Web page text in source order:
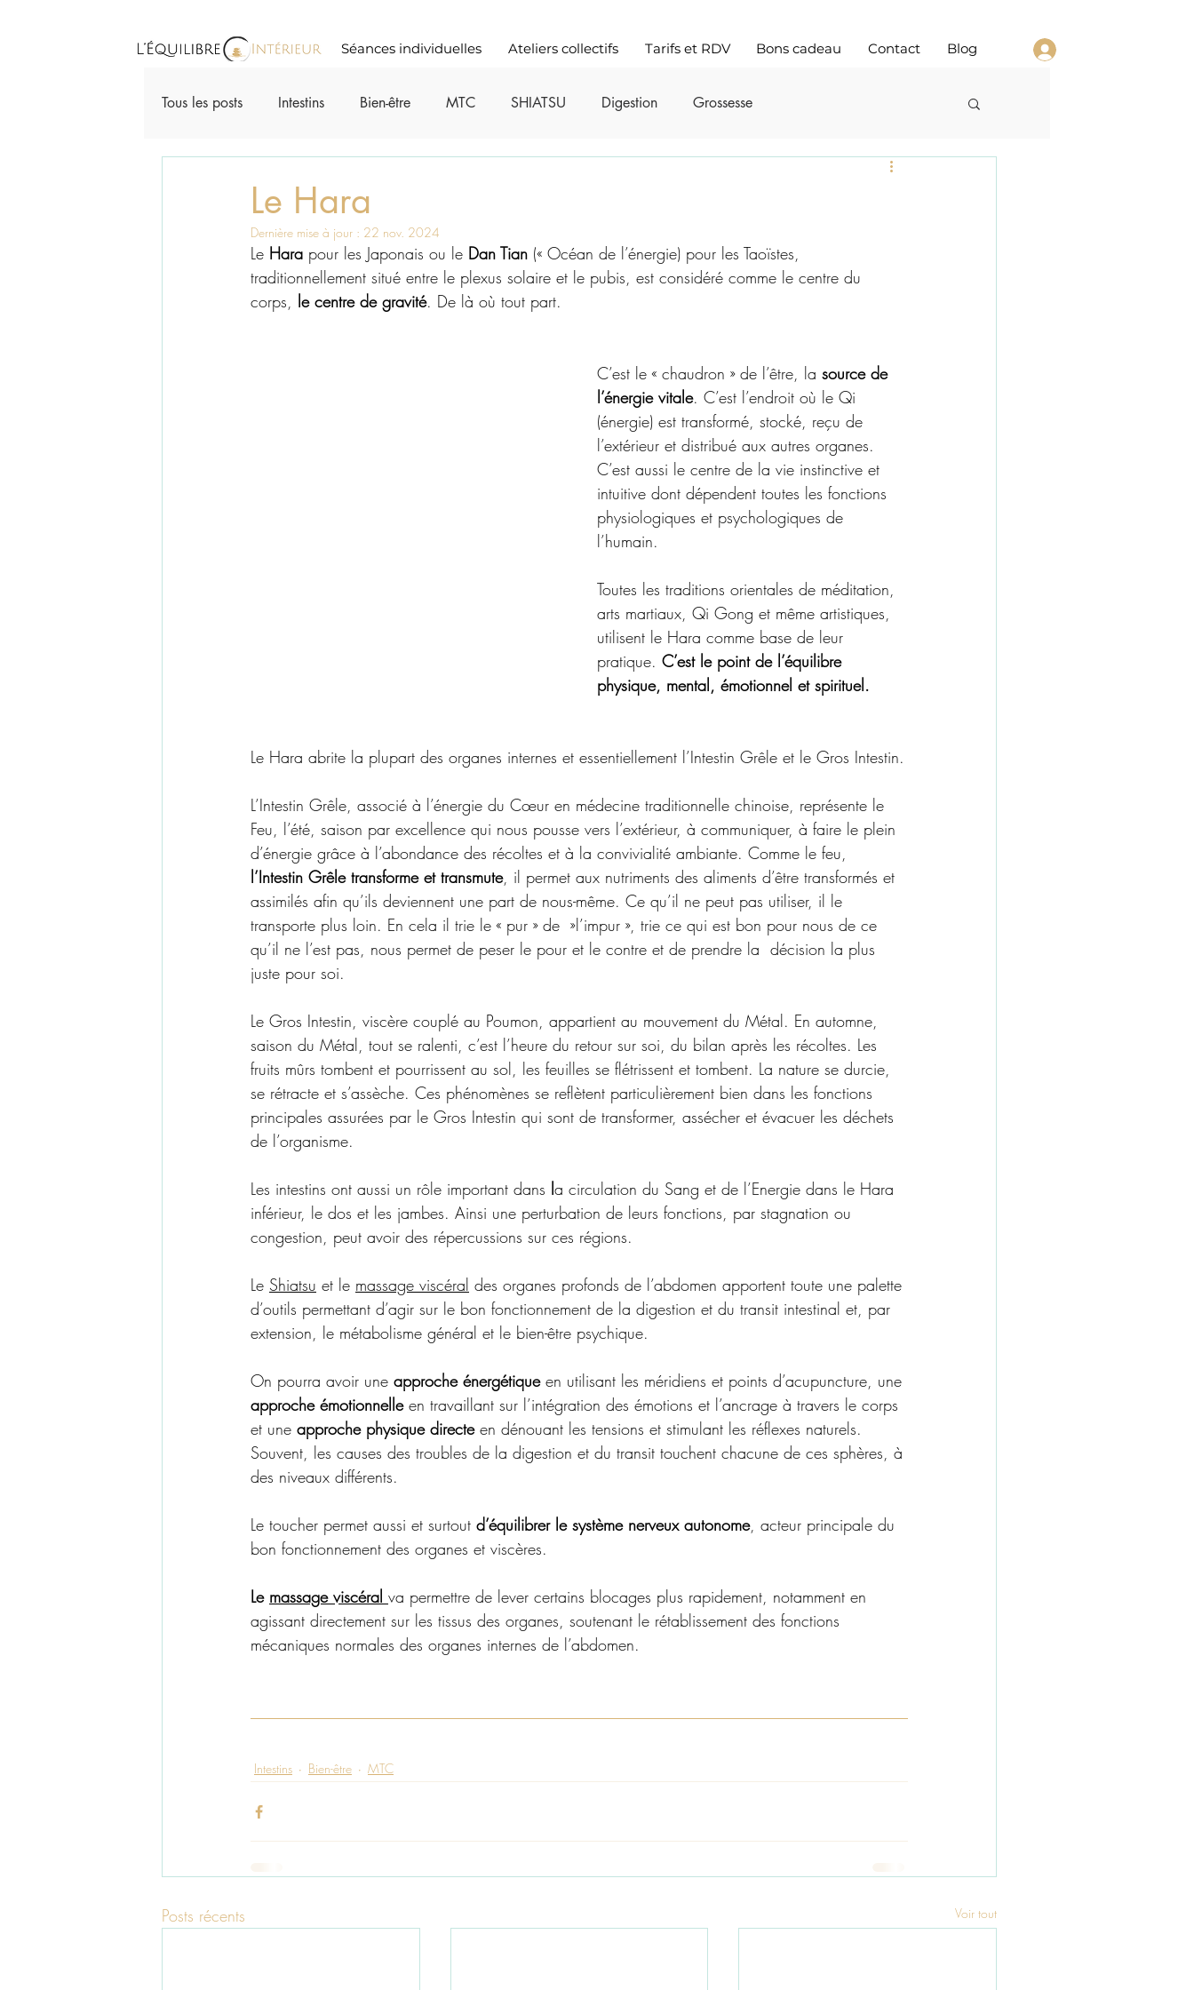
Séances individuelles Ateliers collectifs Tarifs et RDV Bons cadeau Contact Blog
Tous les posts Intestins Bien-être MTC SHIATSU Digestion Grossesse
Le Hara
Dernière mise à jour : 22 nov. 2024
Le Hara pour les Japonais ou le Dan Tian (« Océan de l’énergie) pour les Taoïstes,
traditionnellement situé entre le plexus solaire et le pubis, est considéré comme le centre du
corps, le centre de gravité. De là où tout part.
C’est le « chaudron » de l’être, la source de
l’énergie vitale. C’est l’endroit où le Qi
(énergie) est transformé, stocké, reçu de
l’extérieur et distribué aux autres organes.
C’est aussi le centre de la vie instinctive et
intuitive dont dépendent toutes les fonctions
physiologiques et psychologiques de
l’humain.
Toutes les traditions orientales de méditation,
arts martiaux, Qi Gong et même artistiques,
utilisent le Hara comme base de leur
pratique. C’est le point de l’équilibre
physique, mental, émotionnel et spirituel.
Le Hara abrite la plupart des organes internes et essentiellement l’Intestin Grêle et le Gros Intestin.
L’Intestin Grêle, associé à l’énergie du Cœur en médecine traditionnelle chinoise, représente le
Feu, l’été, saison par excellence qui nous pousse vers l’extérieur, à communiquer, à faire le plein
d’énergie grâce à l’abondance des récoltes et à la convivialité ambiante. Comme le feu,
l’Intestin Grêle transforme et transmute, il permet aux nutriments des aliments d’être transformés et
assimilés afin qu’ils deviennent une part de nous-même. Ce qu’il ne peut pas utiliser, il le
transporte plus loin. En cela il trie le « pur » de  »l’impur », trie ce qui est bon pour nous de ce
qu’il ne l’est pas, nous permet de peser le pour et le contre et de prendre la  décision la plus
juste pour soi.
Le Gros Intestin, viscère couplé au Poumon, appartient au mouvement du Métal. En automne,
saison du Métal, tout se ralenti, c’est l’heure du retour sur soi, du bilan après les récoltes. Les
fruits mûrs tombent et pourrissent au sol, les feuilles se flétrissent et tombent. La nature se durcie,
se rétracte et s’assèche. Ces phénomènes se reflètent particulièrement bien dans les fonctions
principales assurées par le Gros Intestin qui sont de transformer, assécher et évacuer les déchets
de l’organisme.
Les intestins ont aussi un rôle important dans la circulation du Sang et de l’Energie dans le Hara
inférieur, le dos et les jambes. Ainsi une perturbation de leurs fonctions, par stagnation ou
congestion, peut avoir des répercussions sur ces régions.
Le Shiatsu et le massage viscéral des organes profonds de l’abdomen apportent toute une palette
d’outils permettant d’agir sur le bon fonctionnement de la digestion et du transit intestinal et, par
extension, le métabolisme général et le bien-être psychique.
On pourra avoir une approche énergétique en utilisant les méridiens et points d’acupuncture, une
approche émotionnelle en travaillant sur l’intégration des émotions et l’ancrage à travers le corps
et une approche physique directe en dénouant les tensions et stimulant les réflexes naturels.
Souvent, les causes des troubles de la digestion et du transit touchent chacune de ces sphères, à
des niveaux différents.
Le toucher permet aussi et surtout d’équilibrer le système nerveux autonome, acteur principale du
bon fonctionnement des organes et viscères.
Le massage viscéral va permettre de lever certains blocages plus rapidement, notamment en
agissant directement sur les tissus des organes, soutenant le rétablissement des fonctions
mécaniques normales des organes internes de l’abdomen.
Intestins Bien-être MTC
Posts récents Voir tout